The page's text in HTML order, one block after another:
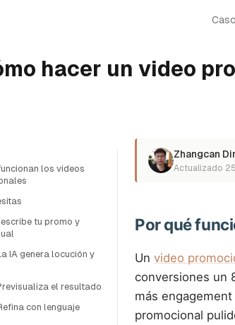
hacer un video
los videos
tu promo y
IA genera locución y
el resultado
con lenguaje
Zhangcan
Actualizado
Por qué
Un video
conversiones un
más
promocional